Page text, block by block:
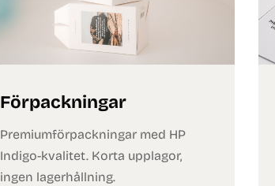
Förpackningar
Premiumförpackningar med HP
Indigo-kvalitet. Korta upplagor,
ingen lagerhållning.